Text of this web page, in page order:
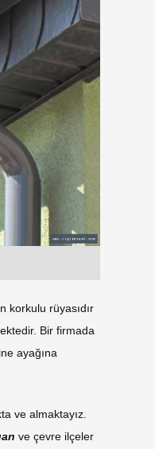
korkulu rüyasıdır
Bir firmada
ayağına
ve almaktayız.
ve çevre ilçeler